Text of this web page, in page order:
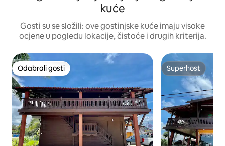
kuće
Gosti su se složili: ove gostinjske kuće imaju visoke
ocjene u pogledu lokacije, čistoće i drugih kriterija.
Odabrali gosti
Odabrali gosti Superhost
Superhost